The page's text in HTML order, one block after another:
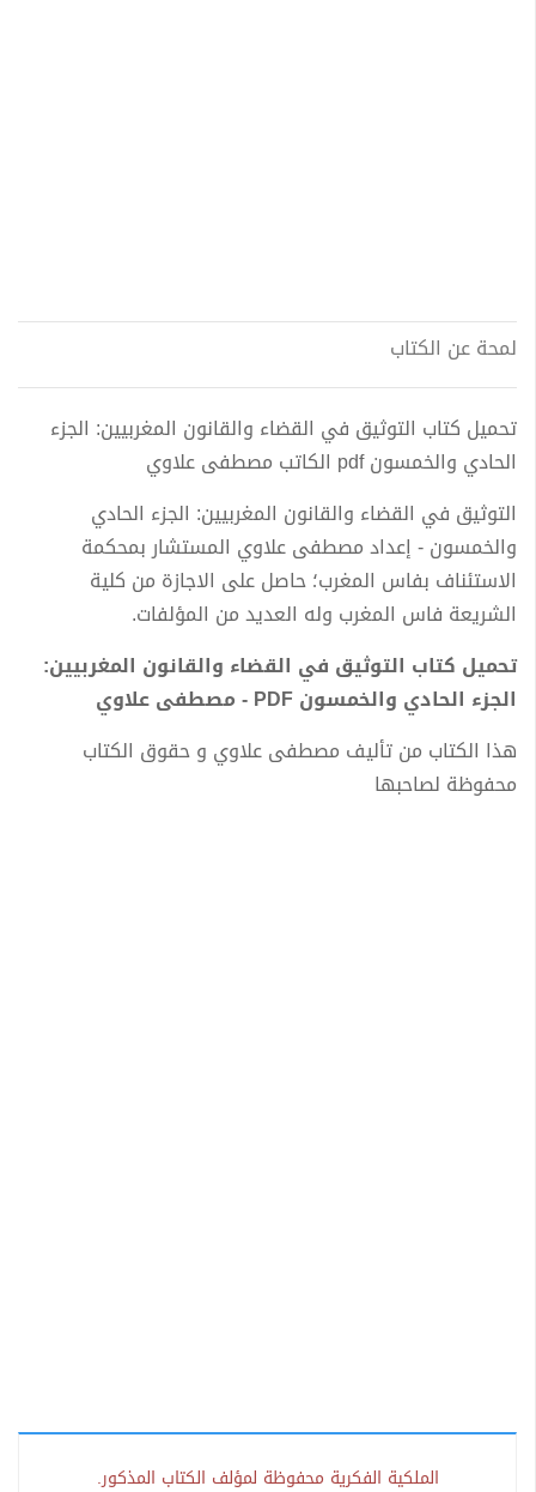
لمحة عن الكتاب
تحميل كتاب التوثيق في القضاء والقانون المغربيين: الجزء
الحادي والخمسون pdf الكاتب مصطفى علاوي
التوثيق في القضاء والقانون المغربيين: الجزء الحادي
والخمسون - إعداد مصطفى علاوي المستشار بمحكمة
الاستئناف بفاس المغرب؛ حاصل على الاجازة من كلية
الشريعة فاس المغرب وله العديد من المؤلفات.
تحميل كتاب التوثيق في القضاء والقانون المغربيين:
الجزء الحادي والخمسون PDF - مصطفى علاوي
هذا الكتاب من تأليف مصطفى علاوي و حقوق الكتاب
محفوظة لصاحبها
الملكية الفكرية محفوظة لمؤلف الكتاب المذكور.